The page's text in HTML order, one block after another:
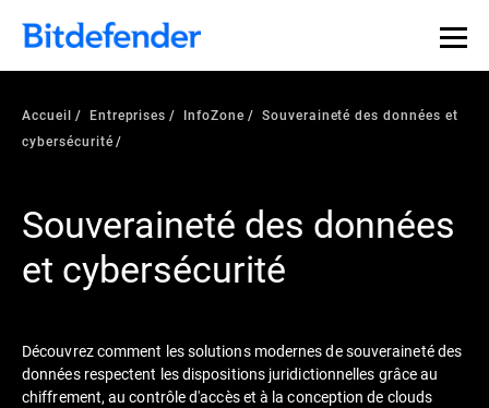
Accueil Entreprises InfoZone
Souveraineté des données et
cybersécurité
Souveraineté des données
et cybersécurité
Découvrez comment les solutions modernes de souveraineté des
données respectent les dispositions juridictionnelles grâce au
chiffrement, au contrôle d'accès et à la conception de clouds